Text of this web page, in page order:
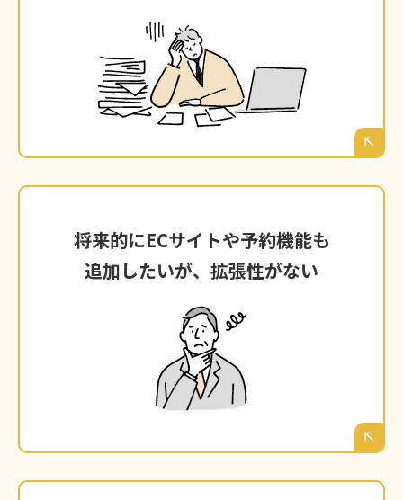
ブログ機能が簡易的すぎて、SEO対策に必要な
詳細な設定ができない。徳島の見込み客に役立
つ情報を発信し、集客の「柱」に育てたくて
も、その土台がない。
将来的にECサイトや予約機能も
追加したいが、拡張性がない
将来的にECサイトや予約機能も
追加したいが、拡張性がない
ビジネスが成長し、新しいサービス（通販、オ
ンライン予約など）を追加したくなった時、サ
イトを一から作り直さなければならないことが